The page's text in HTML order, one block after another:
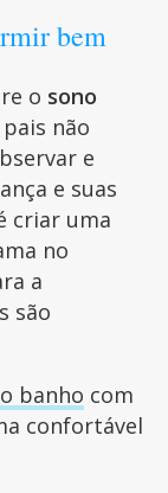
bem
o sono
não
e
e suas
criar uma
no
a
são
banho com
confortável